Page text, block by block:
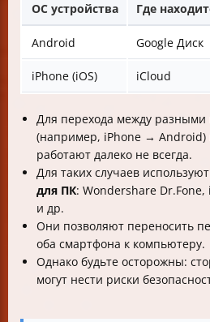
ОС устройства Где
Android Google Диск
iPhone (iOS) iCloud
Для перехода между
(например, iPhone →
работают далеко не всегда.
Для таких случаев
для ПК: Wondershare
и др.
Они позволяют переносить
оба смартфона к компьютеру.
Однако будьте осторожны:
могут нести риски